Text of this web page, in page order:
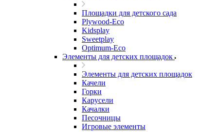
Площадки для детского сада
Plywood-Eco
Kidsplay
Sweetplay
Оptimum-Еco
Элементы для детских площадок
Элементы для детских площадок
Качели
Горки
Карусели
Качалки
Песочницы
Игровые элементы